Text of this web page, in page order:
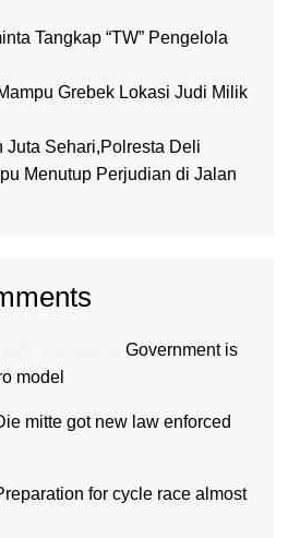
Tangkap “TW” Pengelola
Grebek Lokasi Judi Milik
Juta Sehari,Polresta Deli
Menutup Perjudian di Jalan
Government is
model
mitte got new law enforced
for cycle race almost